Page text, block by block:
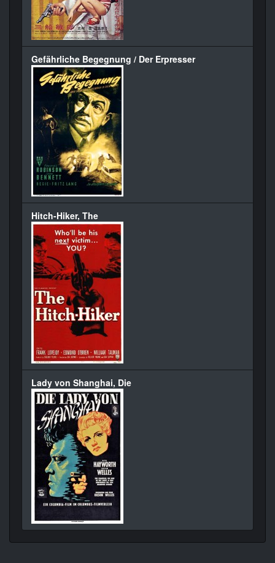
Gefährliche Begegnung / Der Erpresser
Hitch-Hiker, The
Lady von Shanghai, Die